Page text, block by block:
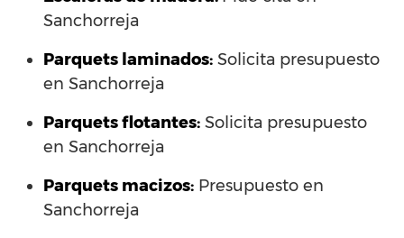
Sanchorreja
Parquets laminados: Solicita presupuesto
en Sanchorreja
Parquets flotantes: Solicita presupuesto
en Sanchorreja
Parquets macizos: Presupuesto en
Sanchorreja